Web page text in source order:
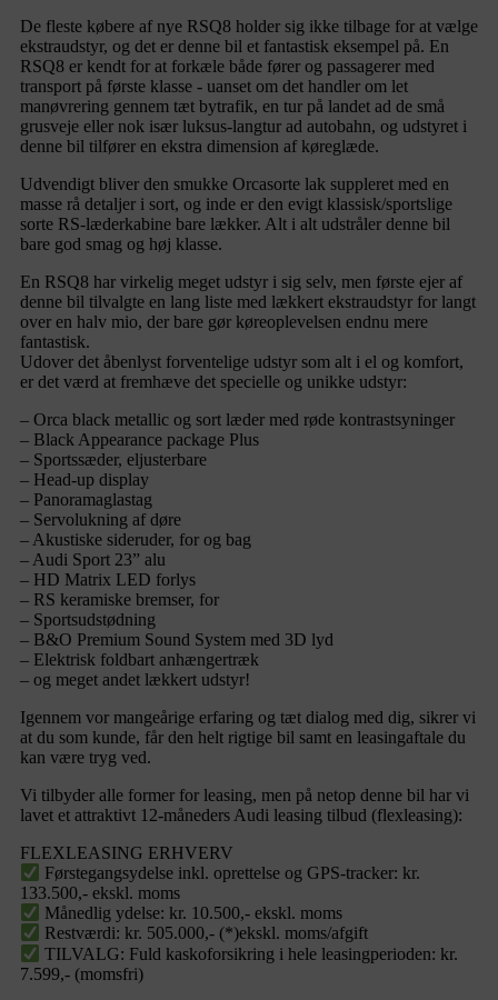
De fleste købere af nye RSQ8 holder sig ikke tilbage for at vælge
ekstraudstyr, og det er denne bil et fantastisk eksempel på. En
RSQ8 er kendt for at forkæle både fører og passagerer med
transport på første klasse - uanset om det handler om let
manøvrering gennem tæt bytrafik, en tur på landet ad de små
grusveje eller nok især luksus-langtur ad autobahn, og udstyret i
denne bil tilfører en ekstra dimension af køreglæde.
Udvendigt bliver den smukke Orcasorte lak suppleret med en
masse rå detaljer i sort, og inde er den evigt klassisk/sportslige
sorte RS-læderkabine bare lækker. Alt i alt udstråler denne bil
bare god smag og høj klasse.
En RSQ8 har virkelig meget udstyr i sig selv, men første ejer af
denne bil tilvalgte en lang liste med lækkert ekstraudstyr for langt
over en halv mio, der bare gør køreoplevelsen endnu mere
fantastisk.
Udover det åbenlyst forventelige udstyr som alt i el og komfort,
er det værd at fremhæve det specielle og unikke udstyr:
– Orca black metallic og sort læder med røde kontrastsyninger
– Black Appearance package Plus
– Sportssæder, eljusterbare
– Head-up display
– Panoramaglastag
– Servolukning af døre
– Akustiske sideruder, for og bag
– Audi Sport 23” alu
– HD Matrix LED forlys
– RS keramiske bremser, for
– Sportsudstødning
– B&O Premium Sound System med 3D lyd
– Elektrisk foldbart anhængertræk
– og meget andet lækkert udstyr!
Igennem vor mangeårige erfaring og tæt dialog med dig, sikrer vi
at du som kunde, får den helt rigtige bil samt en leasingaftale du
kan være tryg ved.
Vi tilbyder alle former for leasing, men på netop denne bil har vi
lavet et attraktivt 12-måneders Audi leasing tilbud (flexleasing):
FLEXLEASING ERHVERV
Førstegangsydelse inkl. oprettelse og GPS-tracker: kr.
133.500,- ekskl. moms
Månedlig ydelse: kr. 10.500,- ekskl. moms
Restværdi: kr. 505.000,- (*)ekskl. moms/afgift
TILVALG: Fuld kaskoforsikring i hele leasingperioden: kr.
7.599,- (momsfri)